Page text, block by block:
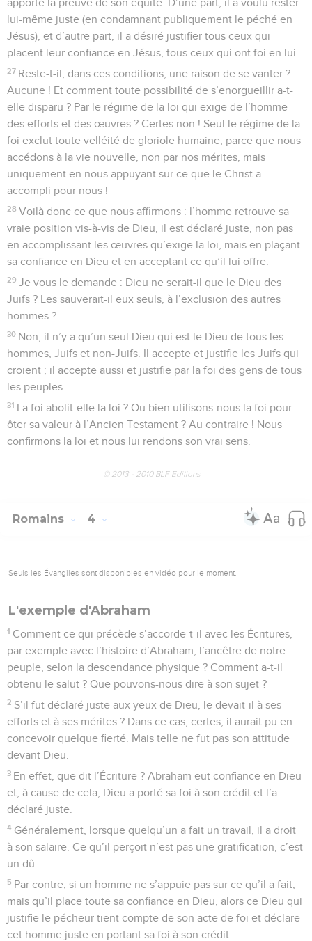
apporté la preuve de son équité. D’une part, il a voulu rester
lui-même juste (en condamnant publiquement le péché en
Jésus), et d’autre part, il a désiré justifier tous ceux qui
placent leur confiance en Jésus, tous ceux qui ont foi en lui.
27 Reste-t-il, dans ces conditions, une raison de se vanter ?
Aucune ! Et comment toute possibilité de s’enorgueillir a-t-
elle disparu ? Par le régime de la loi qui exige de l’homme
des efforts et des œuvres ? Certes non ! Seul le régime de la
foi exclut toute velléité de gloriole humaine, parce que nous
accédons à la vie nouvelle, non par nos mérites, mais
uniquement en nous appuyant sur ce que le Christ a
accompli pour nous !
28 Voilà donc ce que nous affirmons : l’homme retrouve sa
vraie position vis-à-vis de Dieu, il est déclaré juste, non pas
en accomplissant les œuvres qu’exige la loi, mais en plaçant
sa confiance en Dieu et en acceptant ce qu’il lui offre.
29 Je vous le demande : Dieu ne serait-il que le Dieu des
Juifs ? Les sauverait-il eux seuls, à l’exclusion des autres
hommes ?
30 Non, il n’y a qu’un seul Dieu qui est le Dieu de tous les
hommes, Juifs et non-Juifs. Il accepte et justifie les Juifs qui
croient ; il accepte aussi et justifie par la foi des gens de tous
les peuples.
31 La foi abolit-elle la loi ? Ou bien utilisons-nous la foi pour
ôter sa valeur à l’Ancien Testament ? Au contraire ! Nous
confirmons la loi et nous lui rendons son vrai sens.
© 2013 - 2010 BLF Editions
Romains 4
Seuls les Évangiles sont disponibles en vidéo pour le moment.
L'exemple d'Abraham
1 Comment ce qui précède s’accorde-t-il avec les Écritures,
par exemple avec l’histoire d’Abraham, l’ancêtre de notre
peuple, selon la descendance physique ? Comment a-t-il
obtenu le salut ? Que pouvons-nous dire à son sujet ?
2 S’il fut déclaré juste aux yeux de Dieu, le devait-il à ses
efforts et à ses mérites ? Dans ce cas, certes, il aurait pu en
concevoir quelque fierté. Mais telle ne fut pas son attitude
devant Dieu.
3 En effet, que dit l’Écriture ? Abraham eut confiance en Dieu
et, à cause de cela, Dieu a porté sa foi à son crédit et l’a
déclaré juste.
4 Généralement, lorsque quelqu’un a fait un travail, il a droit
à son salaire. Ce qu’il perçoit n’est pas une gratification, c’est
un dû.
5 Par contre, si un homme ne s’appuie pas sur ce qu’il a fait,
mais qu’il place toute sa confiance en Dieu, alors ce Dieu qui
justifie le pécheur tient compte de son acte de foi et déclare
cet homme juste en portant sa foi à son crédit.